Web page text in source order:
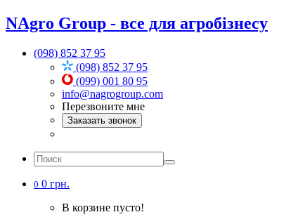
NAgro Group - все для агробізнесу
(098) 852 37 95
(098) 852 37 95
(099) 001 80 95
info@nagrogroup.com
Перезвоните мне
Заказать звонок
0 0 грн.
В корзине пусто!